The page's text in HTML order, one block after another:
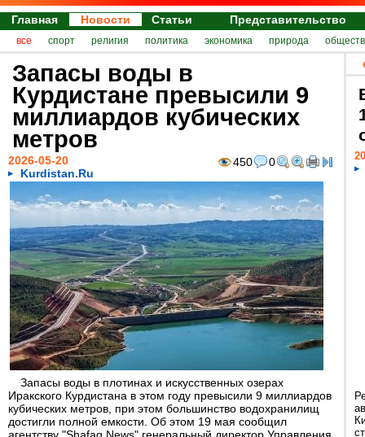
Главная Новости Статьи Представительство
все спорт религия политика экономика природа
Запасы воды в
Курдистане превысили 9
миллиардов кубических
метров
450 0
2026-05-20
Kurdistan.Ru
Запасы воды в плотинах и искусственных озерах
Иракского Курдистана в этом году превысили 9 миллиардов
кубических метров, при этом большинство водохранилищ
достигли полной емкости. Об этом 19 мая сообщил